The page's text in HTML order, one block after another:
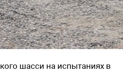
шасси на испытаниях в